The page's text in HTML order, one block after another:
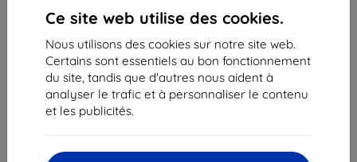
Ce site web utilise des cookies.
Nous utilisons des cookies sur notre site web.
Certains sont essentiels au bon fonctionnement
du site, tandis que d'autres nous aident à
analyser le trafic et à personnaliser le contenu
et les publicités.
écran (5903108519021)
10,72 €
En stock > 5 pièces